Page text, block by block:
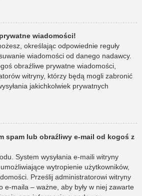
wiadomości!
określając odpowiednie reguły
wiadomości od danego nadawcy.
obraźliwe prywatne wiadomości,
witryny, którzy będą mogli zabronić
jakichkolwiek prywatnych
spam lub obraźliwy e-mail od kogoś z
System wysyłania e-maili witryny
wytropienie użytkowników,
Prześlij administratorowi witryny
e-maila – ważne, aby były w niej zawarte